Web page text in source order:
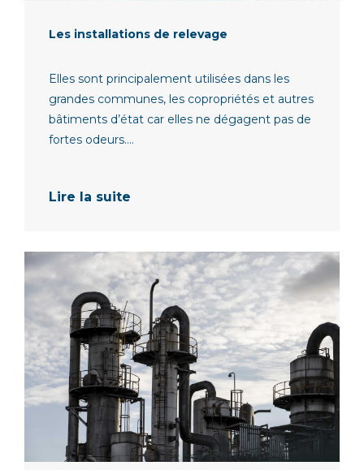
Les installations de relevage
Elles sont principalement utilisées dans les
grandes communes, les copropriétés et autres
bâtiments d’état car elles ne dégagent pas de
fortes odeurs....
Lire la suite